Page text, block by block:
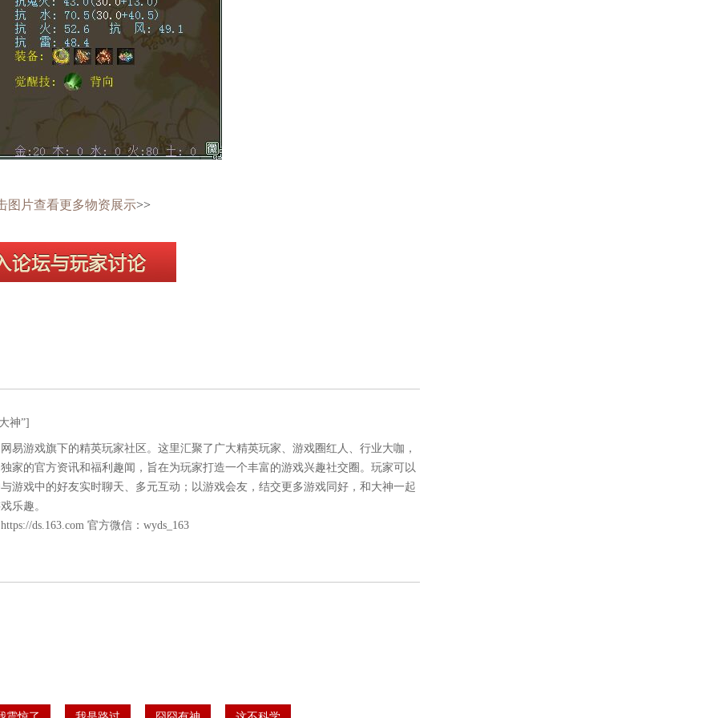
图片查看更多物资展示>>
神”]
易游戏旗下的精英玩家社区。这里汇聚了广大精英玩家、游戏圈红人、行业大咖，
家的官方资讯和福利趣闻，旨在为玩家打造一个丰富的游戏兴趣社交圈。玩家可以
游戏中的好友实时聊天、多元互动；以游戏会友，结交更多游戏同好，和大神一起
乐趣。
https://ds.163.com 官方微信：wyds_163